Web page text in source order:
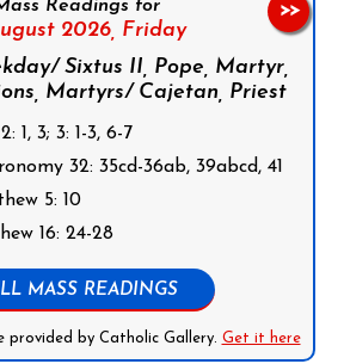
Readings for
2026, Friday
Sixtus II, Pope, Martyr,
Martyrs/ Cajetan, Priest
1, 3; 3: 1-3, 6-7
32: 35cd-36ab, 39abcd, 41
5: 10
16: 24-28
MASS READINGS
provided by Catholic Gallery. Get it here
>>